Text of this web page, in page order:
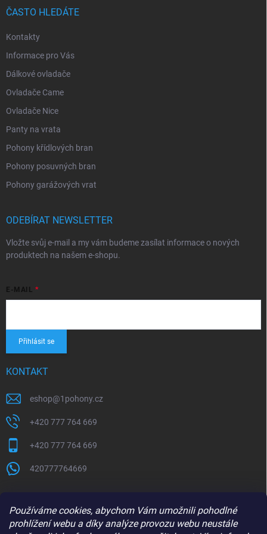
Používáme cookies, abychom Vám umožnili pohodlné
prohlížení webu a díky analýze provozu webu neustále
ČASTO HLEDÁTE
Kontakty
Informace pro Vás
Dálkové ovladače
Ovladače Came
Ovladače Nice
Panty na vrata
Pohony křídlových bran
Pohony posuvných bran
Pohony garážových vrat
ODEBÍRAT NEWSLETTER
Vložte svůj e-mail a my vám budeme zasílat informace o nových
produktech na našem e-shopu.
E-MAIL
Přihlásit se
KONTAKT
eshop@1pohony.cz
+420 777 764 669
+420 777 764 669
420777764669